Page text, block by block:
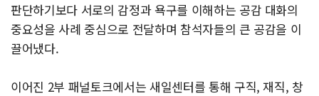
판단하기보다 서로의 감정과 욕구를 이해하는 공감 대화의
중요성을 사례 중심으로 전달하며 참석자들의 큰 공감을 이
끌어냈다.
이어진 2부 패널토크에서는 새일센터를 통해 구직, 재직, 창